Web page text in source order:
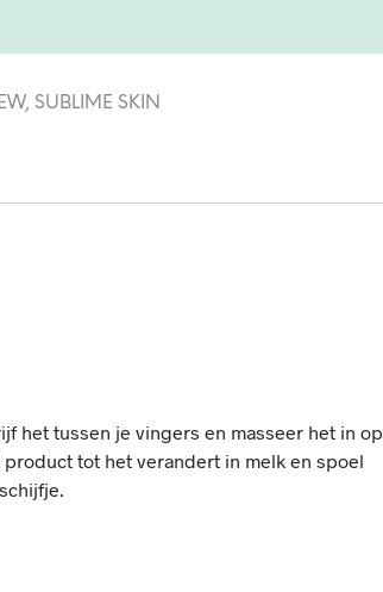
, SUBLIME SKIN
het tussen je vingers en masseer het in op
tot het verandert in melk en spoel